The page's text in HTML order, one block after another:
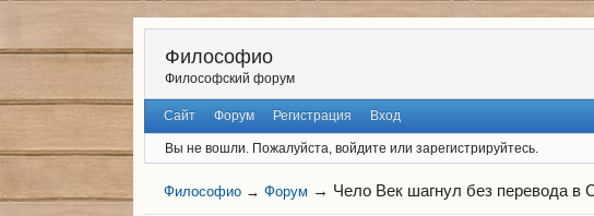
Философио
Философский форум
Сайт Форум Регистрация Вход
Вы не вошли. Пожалуйста, войдите или зарегистрируйтесь.
Философио →Форум → Чело Век шагнул без перевода